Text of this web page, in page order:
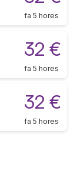
fa 5 hores
32 €
fa 5 hores
32 €
fa 5 hores